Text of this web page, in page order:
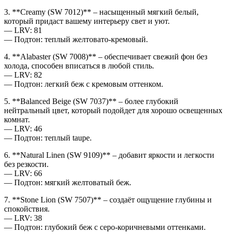
3. **Creamy (SW 7012)** – насыщенный мягкий белый,
который придаст вашему интерьеру свет и уют.
— LRV: 81
— Подтон: теплый желтовато-кремовый.
4. **Alabaster (SW 7008)** – обеспечивает свежий фон без
холода, способен вписаться в любой стиль.
— LRV: 82
— Подтон: легкий беж с кремовым оттенком.
5. **Balanced Beige (SW 7037)** – более глубокий
нейтральный цвет, который подойдет для хорошо освещенных
комнат.
— LRV: 46
— Подтон: теплый taupe.
6. **Natural Linen (SW 9109)** – добавит яркости и легкости
без резкости.
— LRV: 66
— Подтон: мягкий желтоватый беж.
7. **Stone Lion (SW 7507)** – создаёт ощущение глубины и
спокойствия.
— LRV: 38
— Подтон: глубокий беж с серо-коричневыми оттенками.